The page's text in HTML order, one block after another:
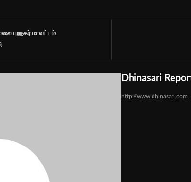
புறநகர் மாவட்டம்
Dhinasari
http://www.dhinasari.com